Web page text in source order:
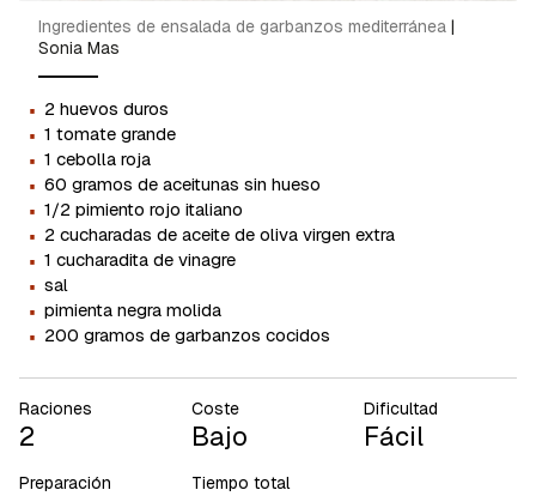
Ingredientes de ensalada de garbanzos mediterránea |
Sonia Mas
· 2 huevos duros
· 1 tomate grande
· 1 cebolla roja
· 60 gramos de aceitunas sin hueso
· 1/2 pimiento rojo italiano
· 2 cucharadas de aceite de oliva virgen extra
· 1 cucharadita de vinagre
· sal
· pimienta negra molida
· 200 gramos de garbanzos cocidos
Raciones
2
Coste
Bajo
Dificultad
Fácil
Preparación Tiempo total